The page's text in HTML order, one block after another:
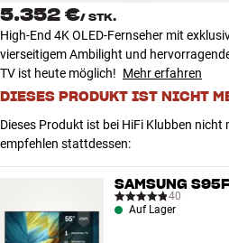
NEUHEITEN
ANGEBOTE
Store Finden
Kundendienst
5.352 €/ STK.
High-End 4K OLED-Fernseher mit
vierseitigem Ambilight und
TV ist heute möglich! Mehr erfahren
DIESES PRODUKT IST NICHT
Dieses Produkt ist bei HiFi Klubben nicht
empfehlen stattdessen:
SAMSUNG S95F
40
Auf Lager